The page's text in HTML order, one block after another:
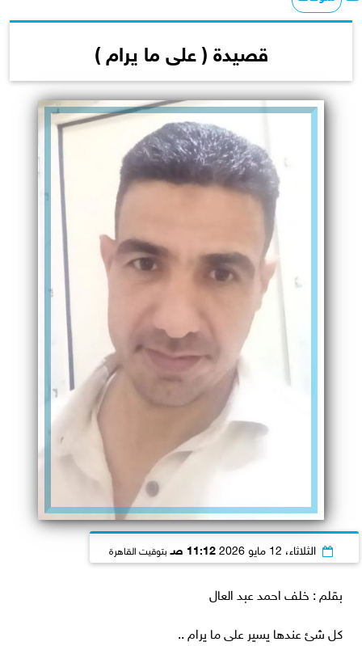
قصيدة ( على ما يرام )
الثلاثاء، 12 مايو 2026 11:12 صـ بتوقيت القاهرة
بقلم : خلف احمد عبد العال
كل شئ عندها يسير على ما يرام ..